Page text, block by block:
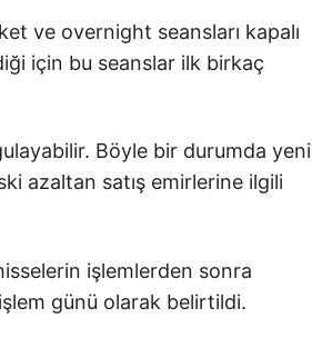
ve overnight seansları kapalı
için bu seanslar ilk birkaç
Böyle bir durumda yeni
azaltan satış emirlerine ilgili
işlemlerden sonra
günü olarak belirtildi.